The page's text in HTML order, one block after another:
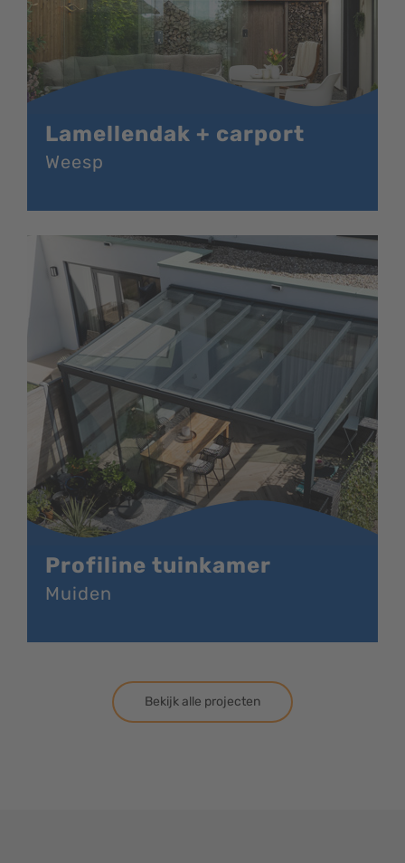
Lamellendak + carport
Weesp
Profiline tuinkamer
Muiden
Bekijk alle projecten